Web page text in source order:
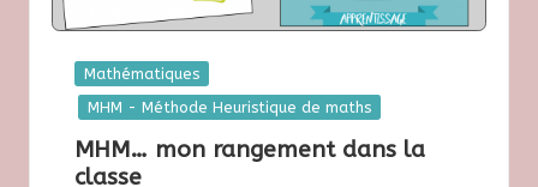
Posted
in
Mathématiques
MHM - Méthode Heuristique de maths
MHM… mon rangement dans la
classe